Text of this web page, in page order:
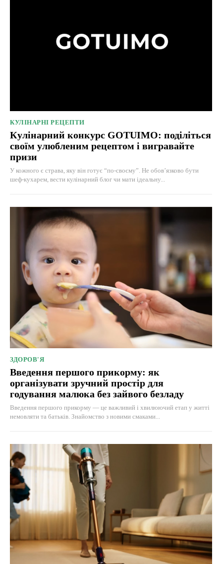
КУЛІНАРНІ РЕЦЕПТИ
Кулінарний конкурс GOTUIMO: поділіться
своїм улюбленим рецептом і вигравайте
призи
У кожного є страва, яку він готує “по-своєму”. Не обов’язково бути
шеф-кухарем, вести кулінарний блог чи мати ідеальну...
ЗДОРОВ'Я
Введення першого прикорму: як
організувати зручний простір для
годування малюка без зайвого безладу
Введення першого прикорму — це важливий і хвилюючий етап у житті
немовляти та батьків. Знайомство з новими смаками...